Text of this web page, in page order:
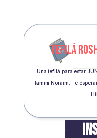
TEFILÁ
Una tefilá para estar
Iamim Noraim. Te